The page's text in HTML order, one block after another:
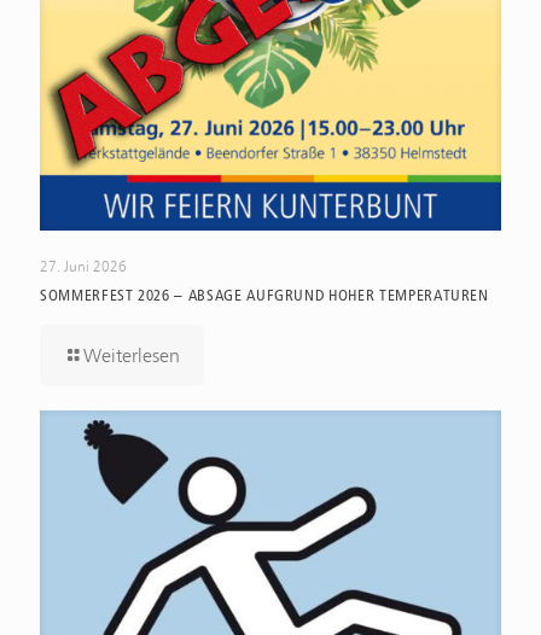
27. Juni 2026
SOMMERFEST 2026 – ABSAGE AUFGRUND HOHER TEMPERATUREN
Weiterlesen